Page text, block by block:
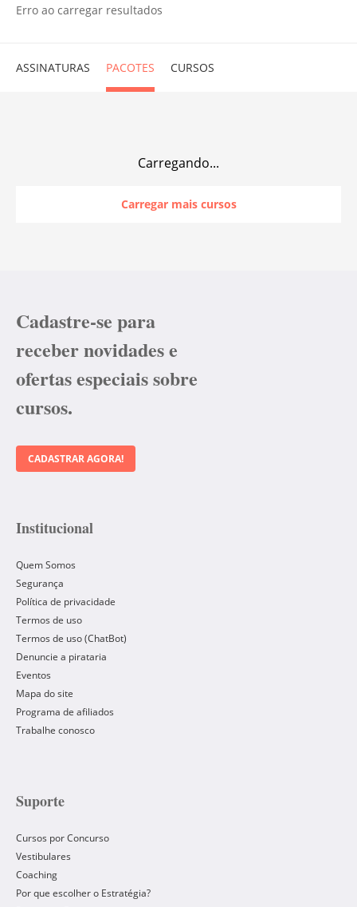
Erro ao carregar resultados
ASSINATURAS PACOTES CURSOS
Carregando...
Carregar mais cursos
Cadastre-se para
receber novidades e
ofertas especiais sobre
cursos.
CADASTRAR AGORA!
Institucional
Quem Somos
Segurança
Política de privacidade
Termos de uso
Termos de uso (ChatBot)
Denuncie a pirataria
Eventos
Mapa do site
Programa de afiliados
Trabalhe conosco
Suporte
Cursos por Concurso
Vestibulares
Coaching
Por que escolher o Estratégia?